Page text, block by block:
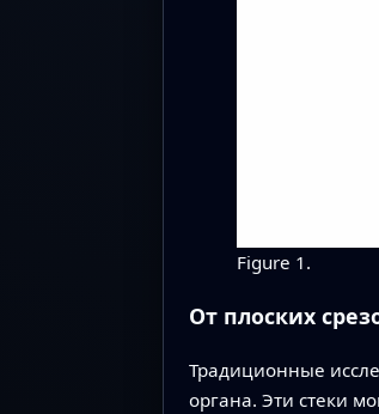
Figure 1.
От плоских
Традиционные
органа. Эти стеки